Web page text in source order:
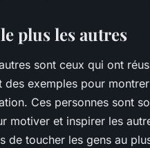
plus les autres
sont ceux qui ont
exemples pour
Ces personnes sont
motiver et inspirer les
de toucher les gens au